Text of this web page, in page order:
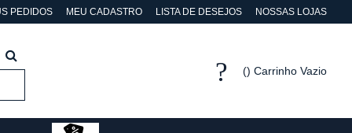
PEDIDOS MEU CADASTRO LISTA DE DESEJOS NOSSAS LOJAS
Carrinho Vazio